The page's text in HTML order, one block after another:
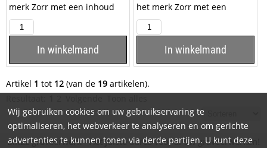
merk Zorr met een inhoud
van 6oz, ofwel 180ml, met de
tekst ''My...
In winkelmand
het merk Zorr met een
inhoud van 6oz, ofwel 180ml,
met de tekst...
In winkelmand
Artikel 1 tot 12 (van de 19 artikelen).
BlitZz graveerwerk - Hét juiste adres voor al uw graveerwerken!
Wij gebruiken cookies om uw gebruikservaring te
optimaliseren, het webverkeer te analyseren en om gerichte
advertenties te kunnen tonen via derde partijen. U kunt deze